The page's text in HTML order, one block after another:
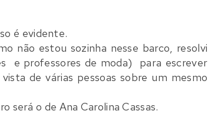
é evidente.
não estou sozinha nesse barco, resolvi
e professores de moda) para escrever
de várias pessoas sobre um mesmo
será o de Ana Carolina Cassas.